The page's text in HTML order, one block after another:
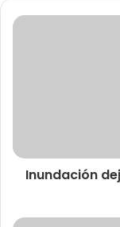
Inundación